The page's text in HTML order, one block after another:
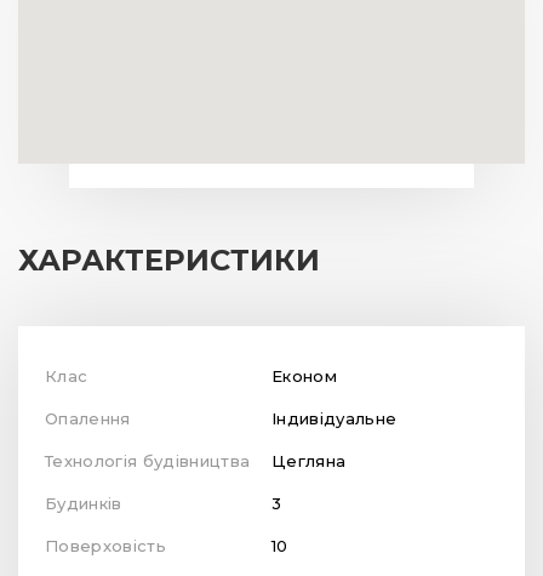
ХАРАКТЕРИСТИКИ
Клас Економ
Опалення Індивідуальне
Технологія будівництва Цегляна
Будинків 3
Поверховість 10